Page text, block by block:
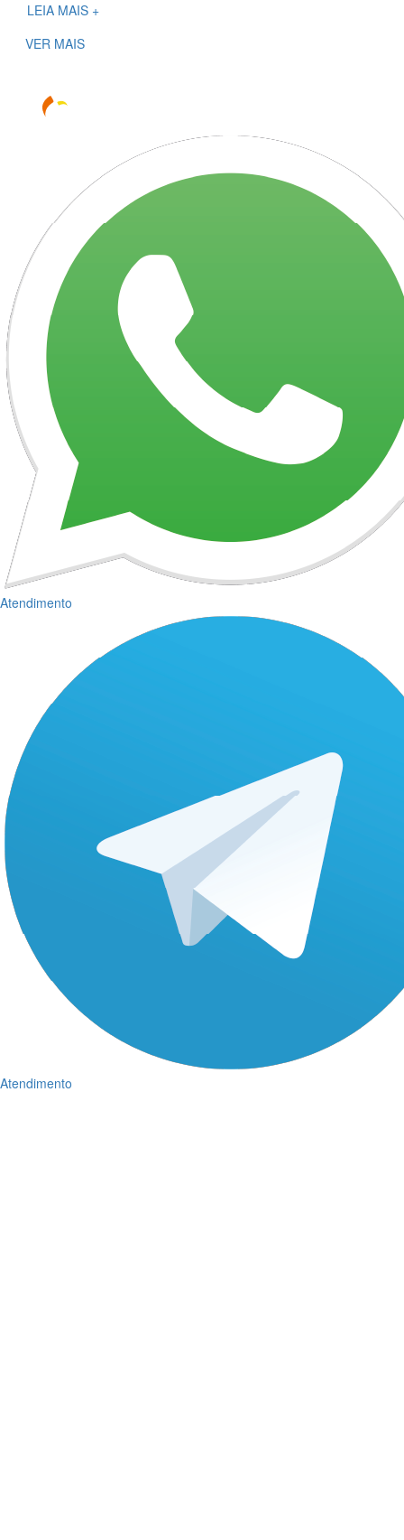
LEIA MAIS +
VER MAIS
Atendimento
Atendimento